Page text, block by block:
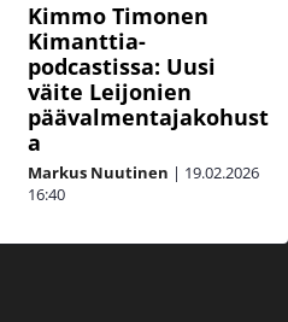
Kimmo Timonen
Kimanttia-
podcastissa: Uusi
väite Leijonien
päävalmentajakohust
a
Markus Nuutinen | 19.02.2026
16:40